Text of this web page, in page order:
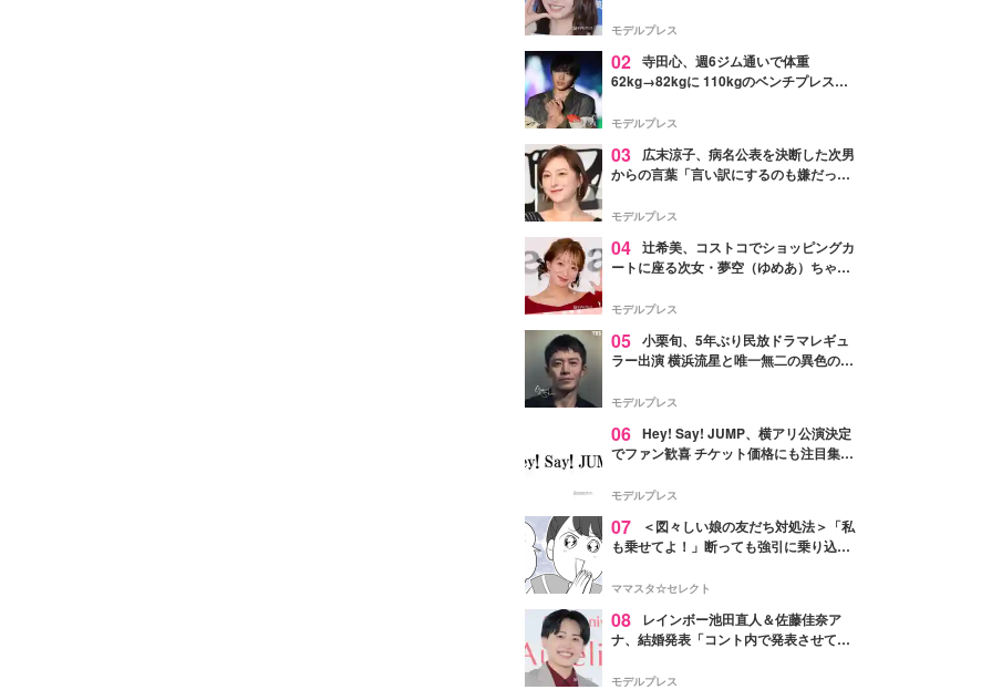
モデルプレス
02 寺田心、週6ジム通いで体重
62kg→82kgに 110kgのベンチプレス持
「かっこいい」と反響
モデルプレス
03
広末涼子、病名公表を決断した次男
からの言葉「言い訳にするのも嫌だっ
モデルプレス
04 辻希美、コストコでショッピングカ
ートに座る次女・夢空（ゆめあ）ちゃん
ぎ」「成長を感じる」の声
モデルプレス
05 小栗旬、5年ぶり民放ドラマレギュ
ラー出演 横浜流星と唯一無二の異色のバ
モデルプレス
06 Hey! Say! JUMP、横アリ公演決定
でファン歓喜 チケット価格にも注目集ま
モデルプレス
07
＜図々しい娘の友だち対処法＞「私
も乗せてよ！」断っても強引に乗り込ん
ママスタ☆セレクト
08
レインボー池田直人＆佐藤佳奈ア
ナ、結婚発表「コント内で発表させてい
点変更のため
モデルプレス